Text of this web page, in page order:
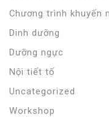
Chương trình khuyến
Dinh dưỡng
Dưỡng ngực
Nội tiết tố
Uncategorized
Workshop